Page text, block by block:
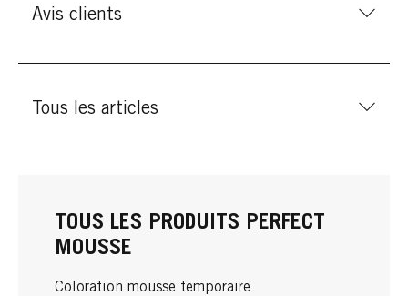
Avis clients
Tous les articles
TOUS LES PRODUITS PERFECT
MOUSSE
Coloration mousse temporaire